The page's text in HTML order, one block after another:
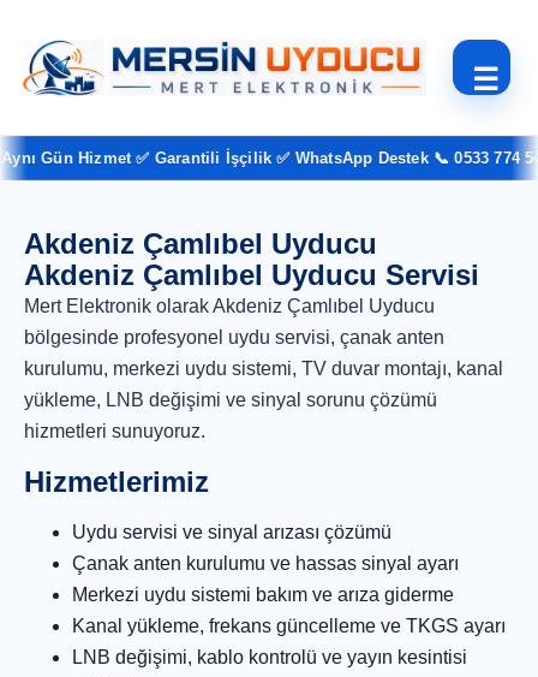
☰
Gün Hizmet ✅ Garantili İşçilik ✅ WhatsApp Destek 📞 0533 774 54
Akdeniz Çamlıbel Uyducu
Akdeniz Çamlıbel Uyducu Servisi
Mert Elektronik olarak Akdeniz Çamlıbel Uyducu
bölgesinde profesyonel uydu servisi, çanak anten
kurulumu, merkezi uydu sistemi, TV duvar montajı, kanal
yükleme, LNB değişimi ve sinyal sorunu çözümü
hizmetleri sunuyoruz.
Hizmetlerimiz
Uydu servisi ve sinyal arızası çözümü
Çanak anten kurulumu ve hassas sinyal ayarı
Merkezi uydu sistemi bakım ve arıza giderme
Kanal yükleme, frekans güncelleme ve TKGS ayarı
LNB değişimi, kablo kontrolü ve yayın kesintisi